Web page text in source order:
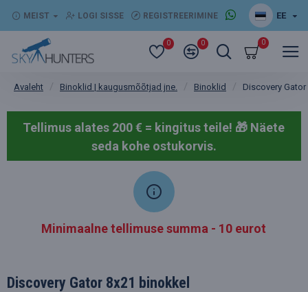
MEIST LOGI SISSE REGISTREERIMINE EE
0 0 0
Avaleht Binoklid | kaugusmõõtjad jne. Binoklid Discovery
Tellimus alates 200 € = kingitus teile! 🎁 Näete
seda kohe ostukorvis.
Minimaalne tellimuse summa - 10 eurot
Discovery Gator 8x21 binokkel